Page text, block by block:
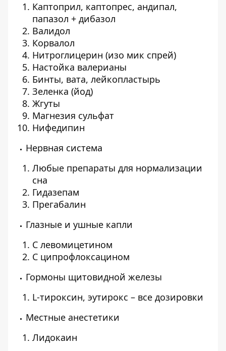
Каптоприл, каптопрес, андипал,
папазол + дибазол
Валидол
Корвалол
Нитроглицерин (изо мик спрей)
Настойка валерианы
Бинты, вата, лейкопластырь
Зеленка (йод)
Жгуты
Магнезия сульфат
Нифедипин
Нервная система
Любые препараты для нормализации
сна
Гидазепам
Прегабалин
Глазные и ушные капли
С левомицетином
С ципрофлоксацином
Гормоны щитовидной железы
L-тироксин, эутирокс – все дозировки
Местные анестетики
Лидокаин